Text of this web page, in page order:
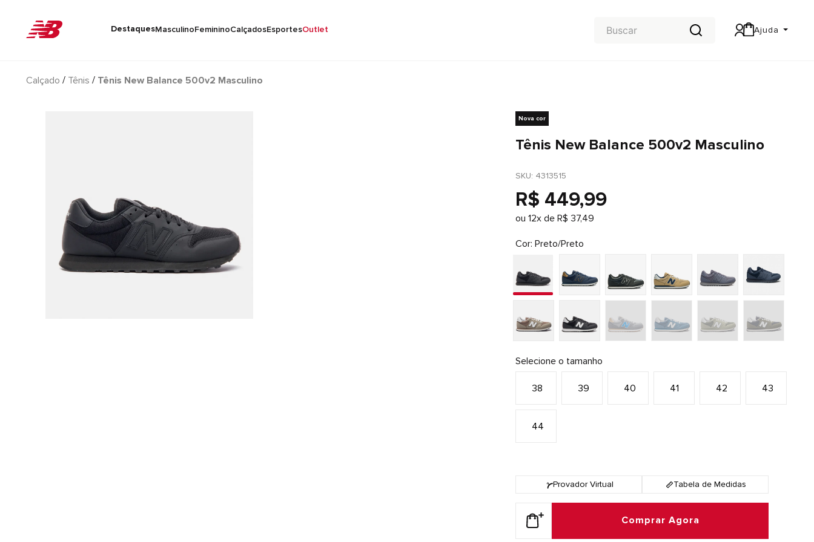
DestaquesMasculinoFemininoCalçadosEsportesOutlet Ajuda
Calçado Tênis Tênis New Balance 500v2 Masculino
Nova cor
Tênis New Balance 500v2 Masculino
SKU: 4313515
R$ 449,99
ou12x deR$ 37,49
Cor Preto/Preto
Selecione o tamanho
38 39 40 41 42 43
44
Provador Virtual Tabela de Medidas
Comprar Agora